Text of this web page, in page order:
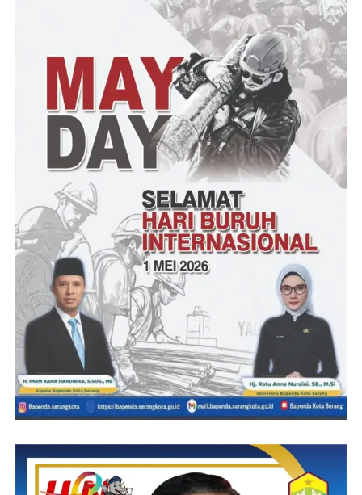
Kasad menuturkan, selaku generasi penerus TNI AD yang
mengabdi pada zaman yang berbeda, ancaman dan tantangan
yang dihadapi tentu juga berbeda dan cenderung semakin
kompleks.
Namun, nilai-nilai kejuangan yang terkandung di dalam Palagan
Ambarawa tetap relevan untuk diwarisi dan implementasikan
dalam menghadapi tantangan tugas di era modern dengan
karakter perubahan dan ketidakpastian yang sangat dinamis di
berbagai bidang.
“Sebagai prajurit profesional, kita harus mampu beradaptasi
dengan perkembangan lingkungan yang dinamis serta terus
menjaga dan meningkatkan kemampuan kemiliteran modern,”
jelasnya.
“Tetapi sebagai alat negara penjaga kedaulatan NKRI, seluruh
prajurit TNI AD tidak boleh melupakan hakikat sebagai tentara
rakyat yang senantiasa harus manunggal dengan rakyat,”
sambung Jenderal TNI Dudung.
momentum peringatan Hari Juang TNI AD dimanfaatkan untuk
melakukan refleksi dan selanjutnya menatap lurus ke depan guna
memantapkan langkah bersama untuk mewujudkan TNI AD